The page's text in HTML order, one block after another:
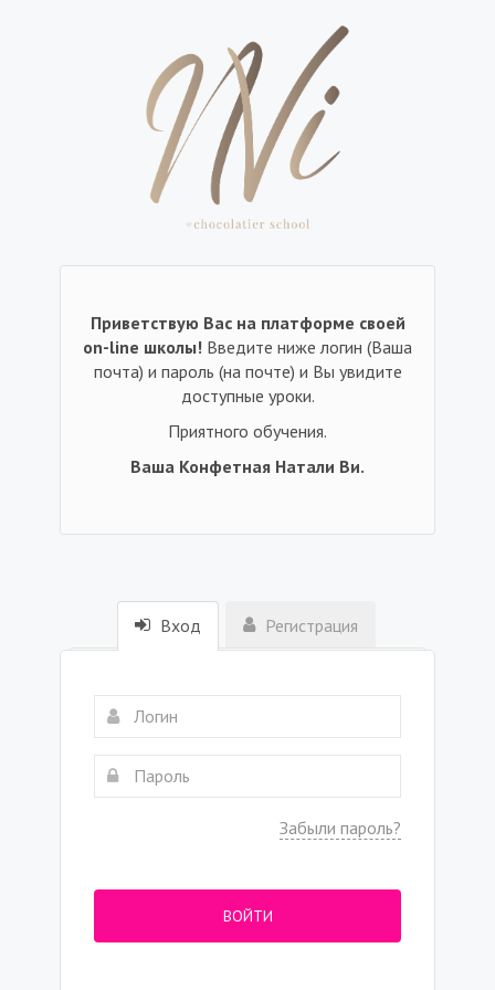
Приветствую Вас на платформе своей
on-line школы! Введите ниже логин (Ваша
почта) и пароль (на почте) и Вы увидите
доступные уроки.
Приятного обучения.
Ваша Конфетная Натали Ви.
Вход Регистрация
Забыли пароль?
ВОЙТИ